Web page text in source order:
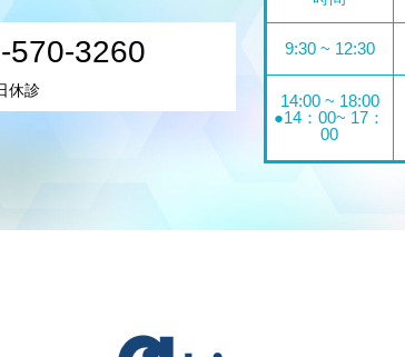
570-3260
休診
9:30 ~ 12:30
14:00 ~ 18:00
●14：00~ 17：
00